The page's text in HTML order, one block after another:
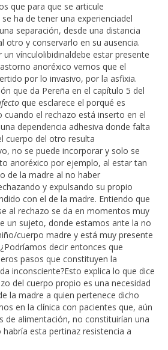
que para que se articule
ha de tener una experienciadel
separación, desde una distancia
otro y conservarlo en su ausencia.
vínculolibidinaldebe estar presente
anoréxico vemos que el
por lo invasivo, por la asfixia.
que da Pereña en el capítulo 5 del
que esclarece el porqué es
el rechazo está inserto en el
dependencia adhesiva donde falta
cuerpo del otro resulta
no se puede incorporar y solo se
anoréxico por ejemplo, al estar tan
de la madre al no haber
y expulsando su propio
con el de la madre. Entiendo que
al rechazo se da en momentos muy
un sujeto, donde estamos ante la no
cuerpo madre y está muy presente
decir entonces que
pasos que constituyen la
inconsciente?Esto explica lo que dice
del cuerpo propio es una necesidad
la madre a quien pertenece dicho
en la clínica con pacientes que, aún
de alimentación, no constituirían una
esta pertinaz resistencia a